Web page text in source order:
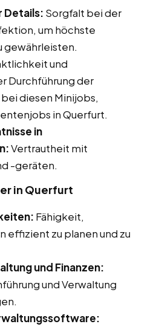
Details: Sorgfalt bei der
um höchste
gewährleisten.
und
Durchführung der
diesen Minijobs,
in Querfurt.
in
Vertrautheit mit
-geräten.
in Querfurt
Fähigkeit,
effizient zu planen und zu
und Finanzen:
und Verwaltung